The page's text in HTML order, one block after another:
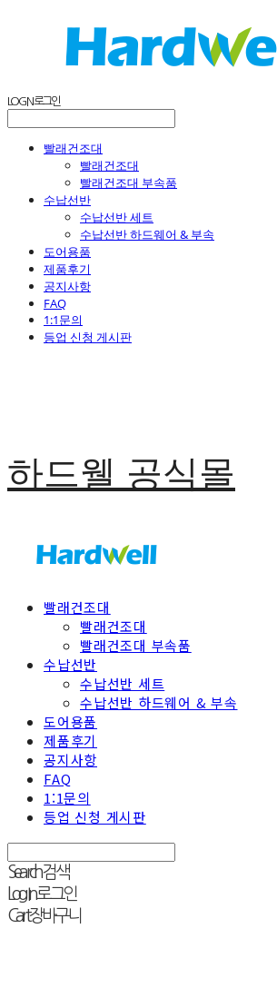
LOG IN로그인
빨래건조대
빨래건조대
빨래건조대 부속품
수납선반
수납선반 세트
수납선반 하드웨어 & 부속
도어용품
제품후기
공지사항
FAQ
1:1문의
등업 신청 게시판
하드웰 공식몰
빨래건조대
빨래건조대
빨래건조대 부속품
수납선반
수납선반 세트
수납선반 하드웨어 & 부속
도어용품
제품후기
공지사항
FAQ
1:1문의
등업 신청 게시판
Search검색
Log In로그인
Cart장바구니